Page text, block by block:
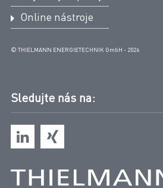
DVGW-EU-
Zellengasfilter VZF/ZFG
DVGW-EU-Gas Appliance
Gas Filter VZEF/ZEFG
Online nástroje
© THIELMANN ENERGIETECHNIK GmbH - 2026
Sledujte nás na: